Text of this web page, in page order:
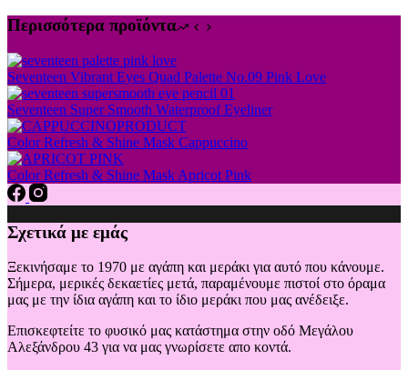
Περισσότερα προϊόντα
Seventeen Vibrant Eyes Quad Palette No.09 Pink Love
Seventeen Super Smooth Waterproof Eyeliner
Color Refresh & Shine Mask Cappuccino
Color Refresh & Shine Mask Apricot Pink
Σχετικά με εμάς
Ξεκινήσαμε το 1970 με αγάπη και μεράκι για αυτό που κάνουμε.
Σήμερα, μερικές δεκαετίες μετά, παραμένουμε πιστοί στο όραμα
μας με την ίδια αγάπη και το ίδιο μεράκι που μας ανέδειξε.
Επισκεφτείτε το φυσικό μας κατάστημα στην οδό Μεγάλου
Αλεξάνδρου 43 για να μας γνωρίσετε απο κοντά.